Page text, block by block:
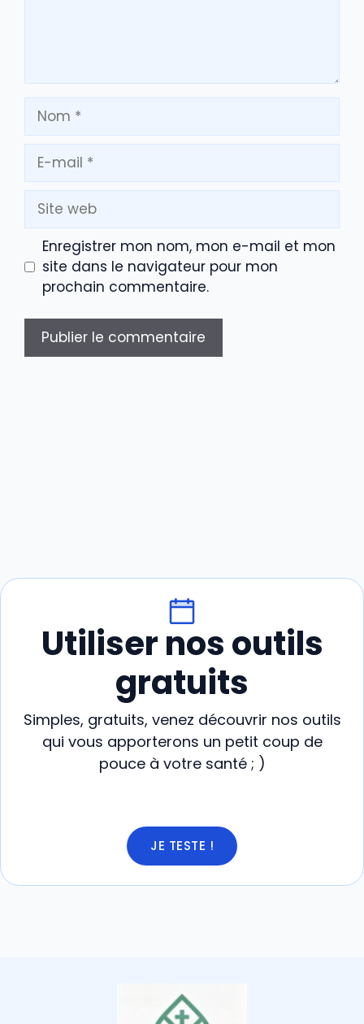
Nom
mail
Site
web
Enregistrer mon nom, mon e-mail et mon
site dans le navigateur pour mon
prochain commentaire.
Utiliser nos outils
gratuits
Simples, gratuits, venez découvrir nos outils
qui vous apporterons un petit coup de
pouce à votre santé ; )
JE TESTE !